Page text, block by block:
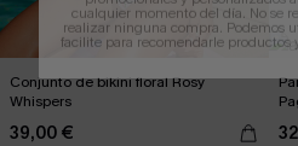
Conjunto de bikini floral Rosy
Whispers
39,00 €
cualquier momento del día. No se
realizar ninguna compra. Podemos
facilite para recomendarle productos